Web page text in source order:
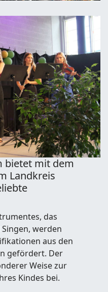
bietet mit dem
Landkreis
das
werden
aus den
gefördert. Der
Weise zur
Kindes bei.